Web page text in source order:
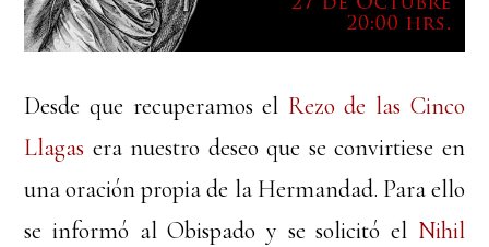
Desde que recuperamos el Rezo de las Cinco
Llagas era nuestro deseo que se convirtiese en
una oración propia de la Hermandad. Para ello
se informó al Obispado y se solicitó el Nihil